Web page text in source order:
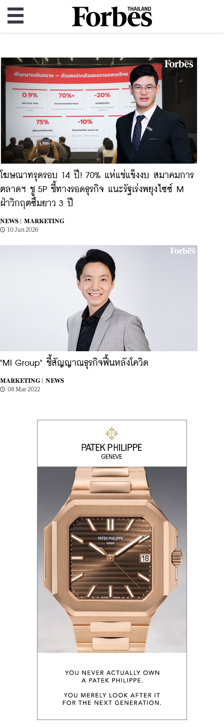
โฆษณาทรุดรอบ 14 ปี! 70% แห่แช่แข็งงบ สมาคมการ
ตลาดฯ ชู 5P ชี้ทางรอดธุรกิจ แนะรัฐเร่งพยุงไซซ์ M
ฝ่าวิกฤตซึมยาว 3 ปี
NEWS |
MARKETING
10 Jun 2026
"MI Group" ชี้สัญญาณธุรกิจฟื้นหลังโควิด
MARKETING |
NEWS
08 Mar 2022